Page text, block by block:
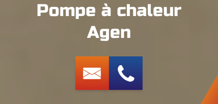
Pompe à chaleur
Agen